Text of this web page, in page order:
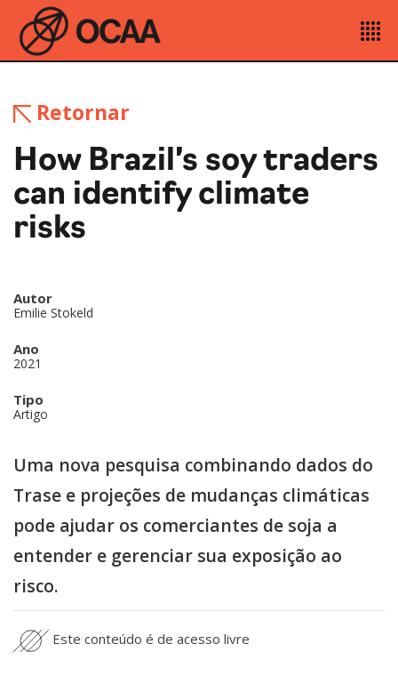
Retornar
How Brazil’s soy traders
can identify climate
risks
Autor
Emilie Stokeld
Ano
2021
Tipo
Artigo
Uma nova pesquisa combinando dados do
Trase e projeções de mudanças climáticas
pode ajudar os comerciantes de soja a
entender e gerenciar sua exposição ao
risco.
Este conteúdo é de acesso livre